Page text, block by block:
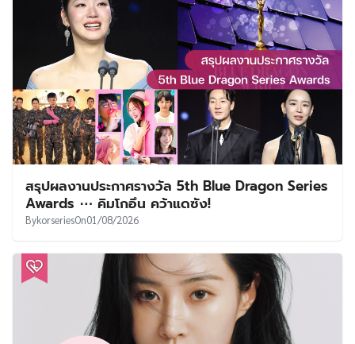
สรุปผลงานประกาศรางวัล 5th Blue Dragon Series
Awards ⋯ คิมโกอึน คว้าแดซัง!
BykorseriesOn01/08/2026